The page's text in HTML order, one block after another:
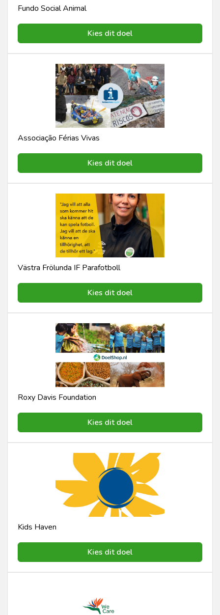
Fundo Social Animal
Kies dit doel
Associação Férias Vivas
Kies dit doel
Västra Frölunda IF Parafotboll
Kies dit doel
Roxy Davis Foundation
Kies dit doel
Kids Haven
Kies dit doel